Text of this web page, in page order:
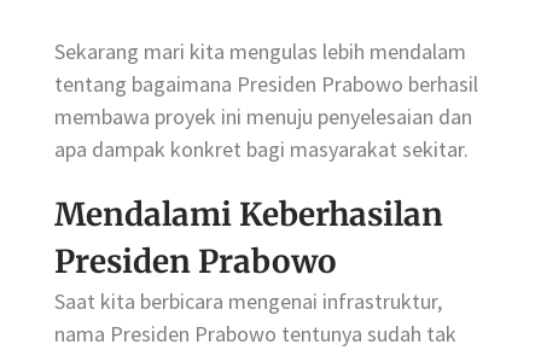
Sekarang mari kita mengulas lebih mendalam
tentang bagaimana Presiden Prabowo berhasil
membawa proyek ini menuju penyelesaian dan
apa dampak konkret bagi masyarakat sekitar.
Mendalami Keberhasilan
Presiden Prabowo
Saat kita berbicara mengenai infrastruktur,
nama Presiden Prabowo tentunya sudah tak